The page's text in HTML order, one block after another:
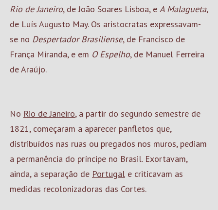
Rio de Janeiro, de João Soares Lisboa, e A Malagueta,
de Luís Augusto May. Os aristocratas expressavam-
se no Despertador Brasiliense, de Francisco de
França Miranda, e em O Espelho, de Manuel Ferreira
de Araújo.
No Rio de Janeiro, a partir do segundo semestre de
1821, começaram a aparecer panfletos que,
distribuídos nas ruas ou pregados nos muros, pediam
a permanência do príncipe no Brasil. Exortavam,
ainda, a separação de Portugal e criticavam as
medidas recolonizadoras das Cortes.